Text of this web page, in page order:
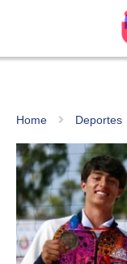
Home Deportes